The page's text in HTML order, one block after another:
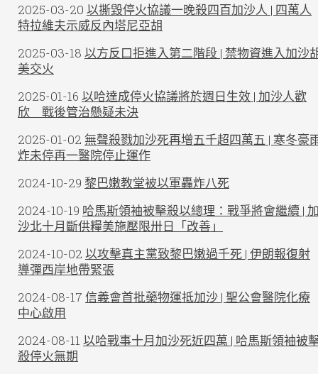
2025-03-20 以撕毀停火協議一晚殺四百加沙人 | 四萬人
特拉維夫示威反內塔尼亞胡
2025-03-18 以方反口拒進入第二階段 | 禁物資進入加沙
美交火
2025-01-16 以哈達成停火協議將於週日生效 | 加沙人歡
欣 戰後管治懸疑未決
2025-01-02 無聲殺戮加沙死再增五千超四萬五 | 寒冬豪
炸未停再一醫院停止運作
2024-10-29 黎巴嫩教堂被以軍轟炸八死
2024-10-19 哈馬斯領袖被擊殺以總理：戰爭將會繼續 |
沙北十月斷供糧美施壓限卅日「改善」
2024-10-02 以攻擊真主黨致黎巴嫩過千死 | 伊朗報復射
導彈西岸地帶緊張
2024-08-17 信義會首批藥物運抵加沙 | 聖公會醫院化療
中心啟用
2024-08-11 以哈戰事十月加沙死近四萬 | 哈馬斯領袖被
殺停火無期